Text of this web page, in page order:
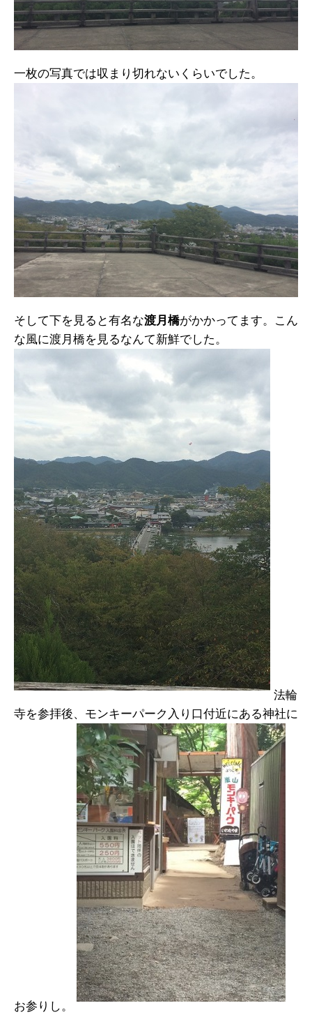
一枚の写真では収まり切れないくらいでした。
そして下を見ると有名な渡月橋がかかってます。こん
な風に渡月橋を見るなんて新鮮でした。
法輪
寺を参拝後、モンキーパーク入り口付近にある神社に
お参りし。